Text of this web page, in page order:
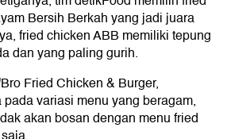
Bersih Berkah yang jadi juara
fried chicken ABB memiliki tepung
dan yang paling gurih.
Fried Chicken & Burger,
variasi menu yang beragam,
akan bosan dengan menu fried